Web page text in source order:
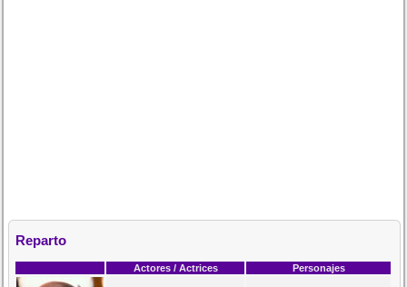
Reparto
Actores / Actrices Personajes